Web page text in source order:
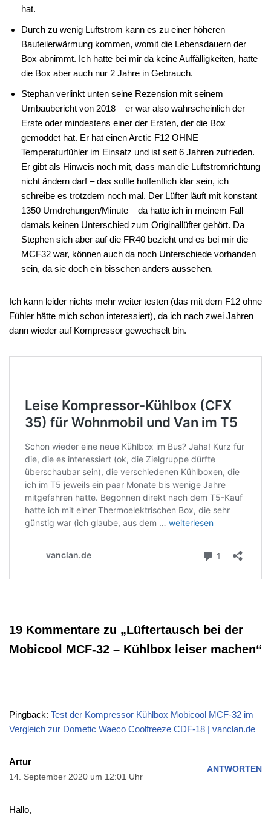
hat.
Durch zu wenig Luftstrom kann es zu einer höheren
Bauteilerwärmung kommen, womit die Lebensdauern der
Box abnimmt. Ich hatte bei mir da keine Auffälligkeiten, hatte
die Box aber auch nur 2 Jahre in Gebrauch.
Stephan verlinkt unten seine Rezension mit seinem
Umbaubericht von 2018 – er war also wahrscheinlich der
Erste oder mindestens einer der Ersten, der die Box
gemoddet hat. Er hat einen Arctic F12 OHNE
Temperaturfühler im Einsatz und ist seit 6 Jahren zufrieden.
Er gibt als Hinweis noch mit, dass man die Luftstromrichtung
nicht ändern darf – das sollte hoffentlich klar sein, ich
schreibe es trotzdem noch mal. Der Lüfter läuft mit konstant
1350 Umdrehungen/Minute – da hatte ich in meinem Fall
damals keinen Unterschied zum Originallüfter gehört. Da
Stephen sich aber auf die FR40 bezieht und es bei mir die
MCF32 war, können auch da noch Unterschiede vorhanden
sein, da sie doch ein bisschen anders aussehen.
Ich kann leider nichts mehr weiter testen (das mit dem F12 ohne
Fühler hätte mich schon interessiert), da ich nach zwei Jahren
dann wieder auf Kompressor gewechselt bin.
19 Kommentare zu „Lüftertausch bei der
Mobicool MCF-32 – Kühlbox leiser machen“
Pingback: Test der Kompressor Kühlbox Mobicool MCF-32 im
Vergleich zur Dometic Waeco Coolfreeze CDF-18 | vanclan.de
Artur
14. September 2020 um 12:01 Uhr
ANTWORTEN
Hallo,